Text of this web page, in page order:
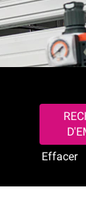
Effacer